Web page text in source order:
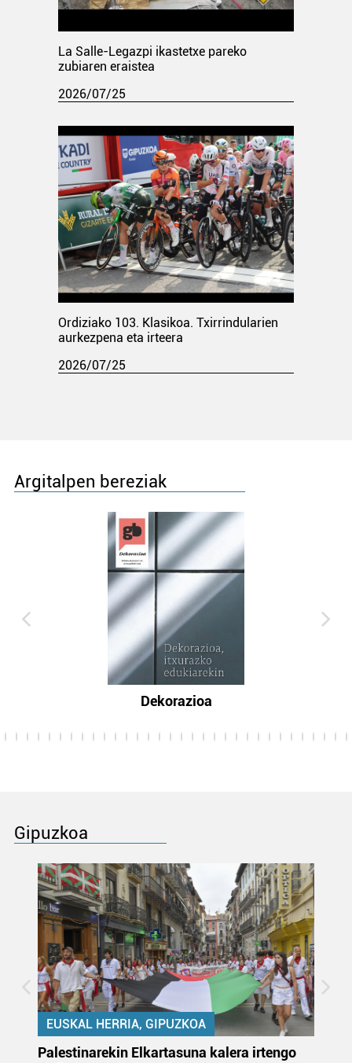
La Salle-Legazpi ikastetxe pareko
zubiaren eraistea
2026/07/25
Ordiziako 103. Klasikoa. Txirrindularien
aurkezpena eta irteera
2026/07/25
Argitalpen bereziak
Dekorazioa
Gipuzkoa
EUSKAL HERRIA, GIPUZKOA
Palestinarekin Elkartasuna kalera irtengo